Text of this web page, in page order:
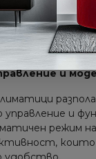
да намали
и
управление и
режим